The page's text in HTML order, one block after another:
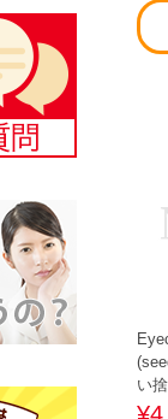
い